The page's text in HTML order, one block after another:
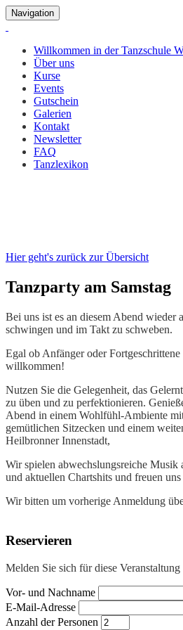
Navigation
Willkommen in der Tanzschule
Über uns
Kurse
Events
Gutschein
Galerien
Kontakt
Newsletter
FAQ
Tanzlexikon
Hier geht's zurück zur Übersicht
Tanzparty am Samstag
Bei uns ist es an diesem Abend wieder
schwingen und im Takt zu schweben.
Egal ob Anfänger oder
willkommen!
Nutzen Sie die Gelegenheit, das
zu üben und zu perfektionieren.
Abend in einem Wohlfühl-Ambiente
gemütlichen Sitzecken und einem
Heilbronner Innenstadt,
Wir spielen abwechslungsreiche Musik
und aktuellen Chartshits und freuen uns
Wir bitten um vorherige Anmeldung
Reservieren
Melden Sie sich für diese Veranstaltung
Vor- und Nachname
E-Mail-Adresse
Anzahl der Personen